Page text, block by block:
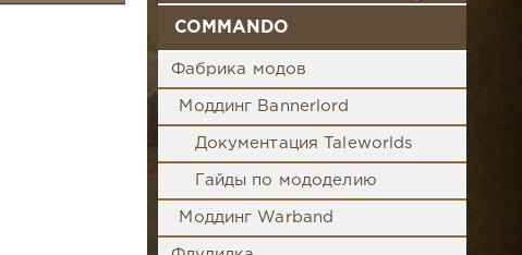
COMMANDO
Фабрика модов
Моддинг Bannerlord
Документация Taleworlds
Гайды по мододелию
Моддинг Warband